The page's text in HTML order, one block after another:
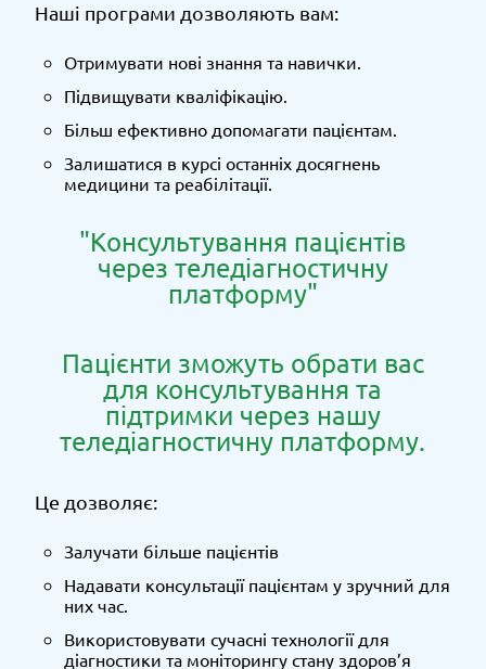
Наші програми дозволяють вам:
Отримувати нові знання та навички.
Підвищувати кваліфікацію.
Більш ефективно допомагати пацієнтам.
Залишатися в курсі останніх досягнень
медицини та реабілітації.
"Консультування пацієнтів
через теледіагностичну
платформу"
Пацієнти зможуть обрати вас
для консультування та
підтримки через нашу
теледіагностичну платформу.
Це дозволяє:
Залучати більше пацієнтів
Надавати консультації пацієнтам у зручний для
них час.
Використовувати сучасні технології для
діагностики та моніторингу стану здоров’я